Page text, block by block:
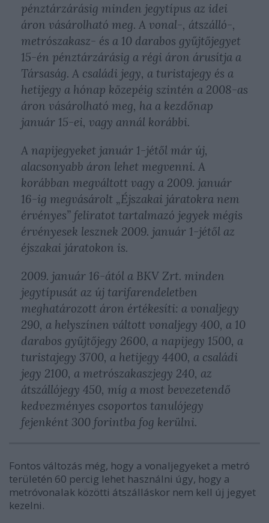
pénztárzárásig minden jegytípus az idei
áron vásárolható meg. A vonal-, átszálló-,
metrószakasz- és a 10 darabos gyűjtőjegyet
15-én pénztárzárásig a régi áron árusítja a
Társaság. A családi jegy, a turistajegy és a
hetijegy a hónap közepéig szintén a 2008-as
áron vásárolható meg, ha a kezdőnap
január 15-ei, vagy annál korábbi.
A napijegyeket január 1-jétől már új,
alacsonyabb áron lehet megvenni. A
korábban megváltott vagy a 2009. január
16-ig megvásárolt „Éjszakai járatokra nem
érvényes” feliratot tartalmazó jegyek mégis
érvényesek lesznek 2009. január 1-jétől az
éjszakai járatokon is.
2009. január 16-ától a BKV Zrt. minden
jegytípusát az új tarifarendeletben
meghatározott áron értékesíti: a vonaljegy
290, a helyszínen váltott vonaljegy 400, a 10
darabos gyűjtőjegy 2600, a napijegy 1500, a
turistajegy 3700, a hetijegy 4400, a családi
jegy 2100, a metrószakaszjegy 240, az
átszállójegy 450, míg a most bevezetendő
kedvezményes csoportos tanulójegy
fejenként 300 forintba fog kerülni.
Fontos változás még, hogy a vonaljegyeket a metró
területén 60 percig lehet használni úgy, hogy a
metróvonalak közötti átszálláskor nem kell új jegyet
kezelni.